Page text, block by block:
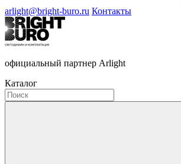
arlight@bright-buro.ru Контакты
официальный партнер Arlight
Каталог